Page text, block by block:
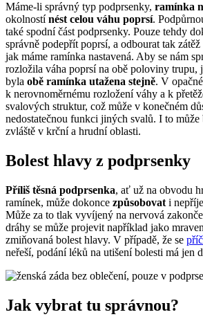
Máme-li správný typ podprsenky, ramínka
okolnostínést celou váhu poprsí.
také spodní část podprsenky. Pouze tehdy
správně podepřít poprsí, a odbourat tak
jak máme ramínka nastavená. Aby se nám
rozložila váha poprsí na obě poloviny trupu,
byla obě ramínka utažena stejně. V
k nerovnoměrnému rozložení váhy a k
svalových struktur, což může v konečném
nedostatečnou funkci jiných svalů. I to
zvláště v krční a hrudní oblasti.
Bolest hlavy z podprsenky
Příliš těsná podprsenka, ať už na obvodu
ramínek, může dokonce způsobovat i
Může za to tlak vyvíjený na nervová
dráhy se může projevit například jako
zmiňovaná bolest hlavy. V případě, že se
neřeší, podání léků na utišení bolesti má jen
Jak vybrat tu správnou?